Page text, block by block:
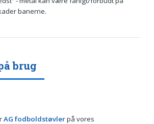
banerne.
brug
AG fodboldstøvlerpå vores